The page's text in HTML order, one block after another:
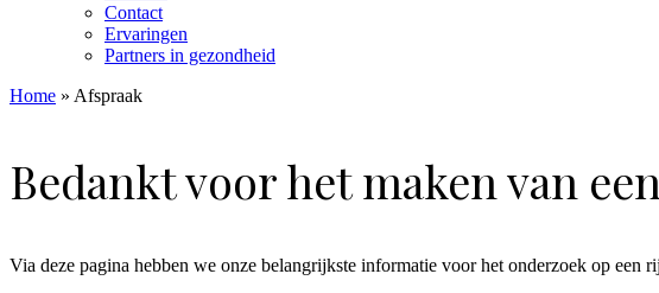
Contact
Ervaringen
Partners in gezondheid
Home » Afspraak
Bedankt voor het maken van
Via deze pagina hebben we onze belangrijkste informatie voor het onderzoek op een